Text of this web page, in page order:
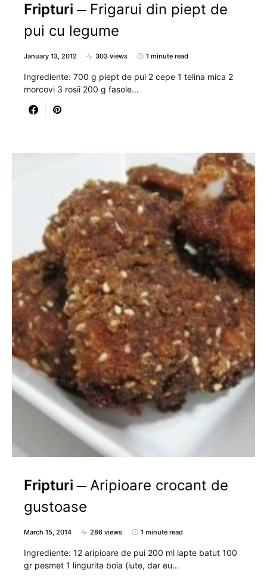
Fripturi
Frigarui din piept de
pui cu legume
January 13, 2012 303 views 1 minute read
Ingrediente: 700 g piept de pui 2 cepe 1 telina mica 2
morcovi 3 rosii 200 g fasole…
Fripturi
Aripioare crocant de
gustoase
March 15, 2014 286 views 1 minute read
Ingrediente: 12 aripioare de pui 200 ml lapte batut 100
gr pesmet 1 lingurita boia (iute, dar eu…